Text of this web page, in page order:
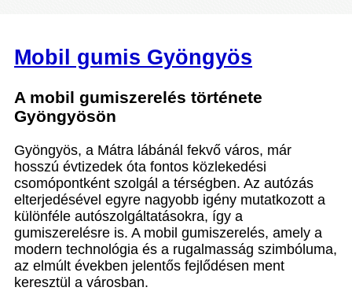
Mobil gumis Gyöngyös
A mobil gumiszerelés története
Gyöngyösön
Gyöngyös, a Mátra lábánál fekvő város, már
hosszú évtizedek óta fontos közlekedési
csomópontként szolgál a térségben. Az autózás
elterjedésével egyre nagyobb igény mutatkozott a
különféle autószolgáltatásokra, így a
gumiszerelésre is. A mobil gumiszerelés, amely a
modern technológia és a rugalmasság szimbóluma,
az elmúlt években jelentős fejlődésen ment
keresztül a városban.